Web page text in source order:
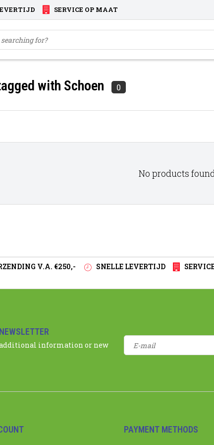
SERVICE OP MAAT
with Schoen 0
No products
V.A. €250,- SNELLE LEVERTIJD
information or new
PAYMENT METHODS